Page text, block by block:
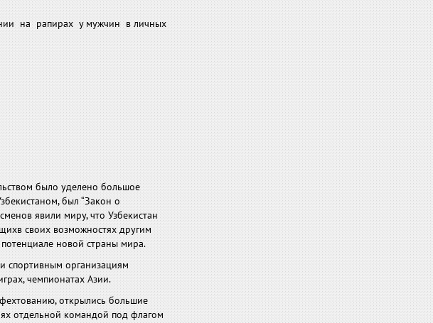
на рапирах у мужчин в личных
было уделено большое
был “Закон о
явили миру, что Узбекистан
своих возможностях другим
новой страны мира.
спортивным организациям
чемпионатах Азии.
открылись большие
отдельной командой под флагом